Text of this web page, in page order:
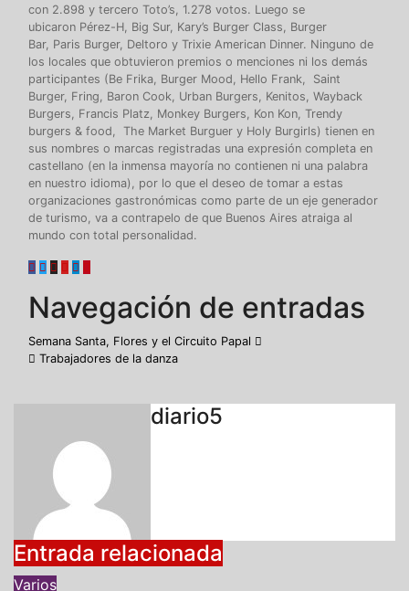
con 2.898 y tercero Toto’s, 1.278 votos. Luego se
ubicaron Pérez-H, Big Sur, Kary’s Burger Class, Burger
Bar, Paris Burger, Deltoro y Trixie American Dinner. Ninguno de
los locales que obtuvieron premios o menciones ni los demás
participantes (Be Frika, Burger Mood, Hello Frank, Saint
Burger, Fring, Baron Cook, Urban Burgers, Kenitos, Wayback
Burgers, Francis Platz, Monkey Burgers, Kon Kon, Trendy
burgers & food, The Market Burguer y Holy Burgirls) tienen en
sus nombres o marcas registradas una expresión completa en
castellano (en la inmensa mayoría no contienen ni una palabra
en nuestro idioma), por lo que el deseo de tomar a estas
organizaciones gastronómicas como parte de un eje generador
de turismo, va a contrapelo de que Buenos Aires atraiga al
mundo con total personalidad.
Navegación de entradas
Semana Santa, Flores y el Circuito Papal
Trabajadores de la danza
diario5
Entrada relacionada
Varios